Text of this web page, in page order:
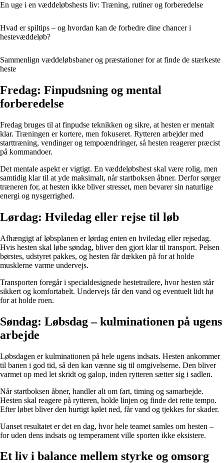
En uge i en væddeløbshests liv: Træning, rutiner og forberedelse
Hvad er spiltips – og hvordan kan de forbedre dine chancer i
hestevæddeløb?
Sammenlign væddeløbsbaner og præstationer for at finde de stærkeste
heste
Fredag: Finpudsning og mental
forberedelse
Fredag bruges til at finpudse teknikken og sikre, at hesten er mentalt
klar. Træningen er kortere, men fokuseret. Rytteren arbejder med
starttræning, vendinger og tempoændringer, så hesten reagerer præcist
på kommandoer.
Det mentale aspekt er vigtigt. En væddeløbshest skal være rolig, men
samtidig klar til at yde maksimalt, når startboksen åbner. Derfor sørger
træneren for, at hesten ikke bliver stresset, men bevarer sin naturlige
energi og nysgerrighed.
Lørdag: Hviledag eller rejse til løb
Afhængigt af løbsplanen er lørdag enten en hviledag eller rejsedag.
Hvis hesten skal løbe søndag, bliver den gjort klar til transport. Pelsen
børstes, udstyret pakkes, og hesten får dækken på for at holde
musklerne varme undervejs.
Transporten foregår i specialdesignede hestetrailere, hvor hesten står
sikkert og komfortabelt. Undervejs får den vand og eventuelt lidt hø
for at holde roen.
Søndag: Løbsdag – kulminationen på ugens
arbejde
Løbsdagen er kulminationen på hele ugens indsats. Hesten ankommer
til banen i god tid, så den kan vænne sig til omgivelserne. Den bliver
varmet op med let skridt og galop, inden rytteren sætter sig i sadlen.
Når startboksen åbner, handler alt om fart, timing og samarbejde.
Hesten skal reagere på rytteren, holde linjen og finde det rette tempo.
Efter løbet bliver den hurtigt kølet ned, får vand og tjekkes for skader.
Uanset resultatet er det en dag, hvor hele teamet samles om hesten –
for uden dens indsats og temperament ville sporten ikke eksistere.
Et liv i balance mellem styrke og omsorg